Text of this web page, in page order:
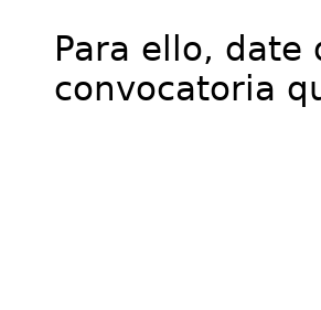
Para ello,
convocatoria